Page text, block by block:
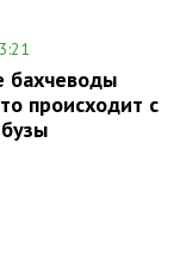
бахчеводы
происходит с